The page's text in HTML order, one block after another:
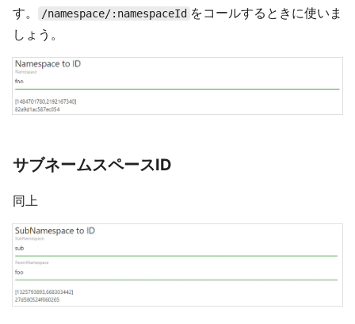
す。
/namespace/:namespaceId をコールするときに使いま
しょう。
サブネームスペースID
同上